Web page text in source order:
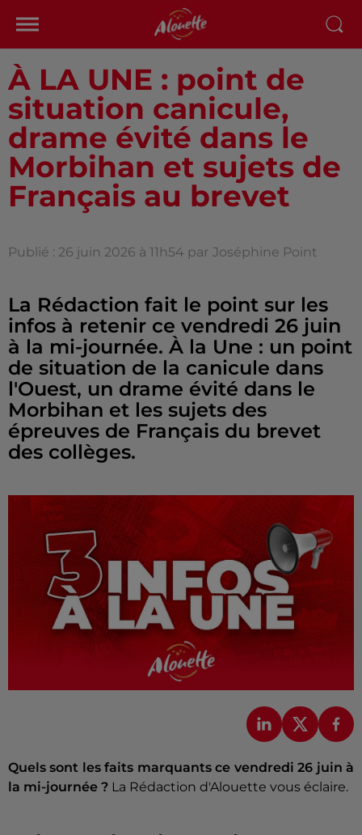
À LA UNE : point de
situation canicule,
drame évité dans le
Morbihan et sujets de
Français au brevet
Publié : 26 juin 2026 à 11h54 par Joséphine Point
La Rédaction fait le point sur les
infos à retenir ce vendredi 26 juin
à la mi-journée. À la Une : un point
de situation de la canicule dans
l'Ouest, un drame évité dans le
Morbihan et les sujets des
épreuves de Français du brevet
des collèges.
Quels sont les faits marquants ce vendredi 26 juin à
la mi-journée ? La Rédaction d'Alouette vous éclaire.